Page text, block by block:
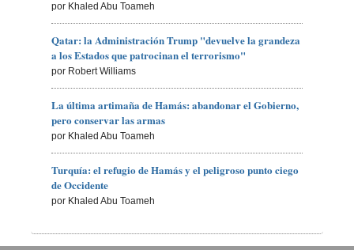
por Khaled Abu Toameh
Qatar: la Administración Trump "devuelve la grandeza
a los Estados que patrocinan el terrorismo"
por Robert Williams
La última artimaña de Hamás: abandonar el Gobierno,
pero conservar las armas
por Khaled Abu Toameh
Turquía: el refugio de Hamás y el peligroso punto ciego
de Occidente
por Khaled Abu Toameh